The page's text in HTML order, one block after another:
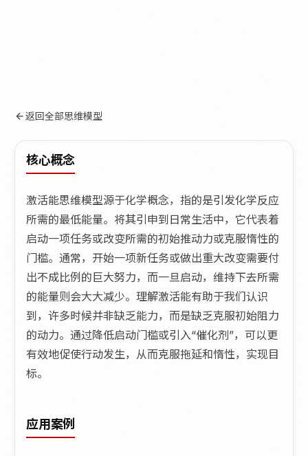
返回全部思维模型
核心概念
激活能思维模型源于化学概念，指的是引发化学反应
所需的最低能量。将其引申到日常生活中，它代表着
启动一项任务或改变所需的初始推动力或克服惰性的
门槛。通常，开始一项新任务或做出重大改变需要付
出不成比例的巨大努力，而一旦启动，维持下去所需
的能量则会大大减少。理解激活能有助于我们认识
到，许多时候并非缺乏能力，而是缺乏克服初始阻力
的动力。通过降低启动门槛或引入“催化剂”，可以更
有效地促使行动发生，从而克服拖延和惰性，实现目
标。
应用案例